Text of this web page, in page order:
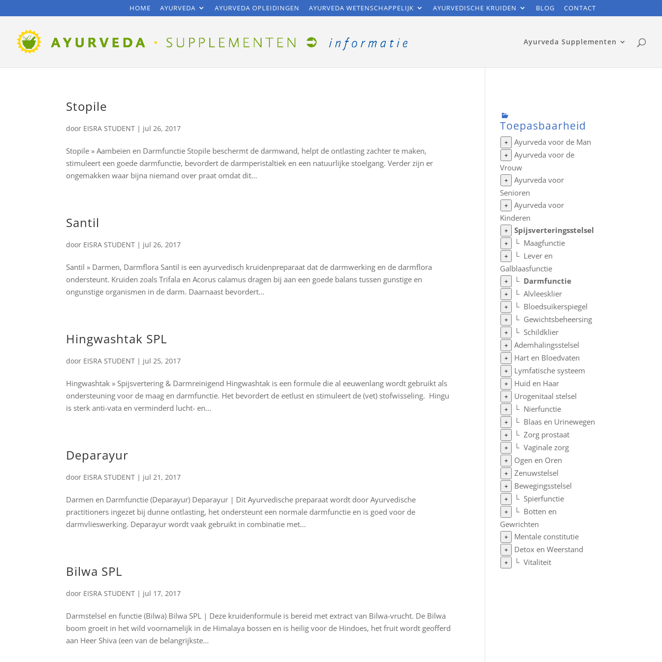
HOME AYURVEDA AYURVEDA OPLEIDINGEN AYURVEDA WETENSCHAPPELIJK AYURVEDISCHE KRUIDEN BLOG CONTACT
Ayurveda Supplementen
Stopile
door EISRA STUDENT | jul 26, 2017
Stopile » Aambeien en Darmfunctie Stopile beschermt de darmwand, helpt de ontlasting zachter te maken,
stimuleert een goede darmfunctie, bevordert de darmperistaltiek en een natuurlijke stoelgang. Verder zijn er
ongemakken waar bijna niemand over praat omdat dit...
Santil
door EISRA STUDENT | jul 26, 2017
Santil » Darmen, Darmflora Santil is een ayurvedisch kruidenpreparaat dat de darmwerking en de darmflora
ondersteunt. Kruiden zoals Trifala en Acorus calamus dragen bij aan een goede balans tussen gunstige en
ongunstige organismen in de darm. Daarnaast bevordert...
Hingwashtak SPL
door EISRA STUDENT | jul 25, 2017
Hingwashtak » Spijsvertering & Darmreinigend Hingwashtak is een formule die al eeuwenlang wordt gebruikt als
ondersteuning voor de maag en darmfunctie. Het bevordert de eetlust en stimuleert de (vet) stofwisseling. Hingu
is sterk anti-vata en verminderd lucht- en...
Deparayur
door EISRA STUDENT | jul 21, 2017
Darmen en Darmfunctie (Deparayur) Deparayur | Dit Ayurvedische preparaat wordt door Ayurvedische
practitioners ingezet bij dunne ontlasting, het ondersteunt een normale darmfunctie en is goed voor de
darmvlieswerking. Deparayur wordt vaak gebruikt in combinatie met...
Bilwa SPL
door EISRA STUDENT | jul 17, 2017
Darmstelsel en functie (Bilwa) Bilwa SPL | Deze kruidenformule is bereid met extract van Bilwa-vrucht. De Bilwa
boom groeit in het wild voornamelijk in de Himalaya bossen en is heilig voor de Hindoes, het fruit wordt geofferd
aan Heer Shiva (een van de belangrijkste...
Toepasbaarheid
+ Ayurveda voor de Man
+
Ayurveda voor de
Vrouw
+
Ayurveda voor
Senioren
+
Ayurveda voor
Kinderen
+ Spijsverteringsstelsel
+ └ Maagfunctie
+ └ Lever en
Galblaasfunctie
+ └ Darmfunctie
+ └Alvleesklier
+ └ Bloedsuikerspiegel
+ └ Gewichtsbeheersing
+ └Schildklier
+ Ademhalingsstelsel
+ Hart en Bloedvaten
+ Lymfatische systeem
+ Huid en Haar
+ Urogenitaal stelsel
+ └ Nierfunctie
+ └ Blaas en Urinewegen
+ └Zorg prostaat
+ └Vaginale zorg
+ Ogen en Oren
+ Zenuwstelsel
+ Bewegingsstelsel
+ └Spierfunctie
+ └ Botten en
Gewrichten
+ Mentale constitutie
+ Detox en Weerstand
+ └Vitaliteit